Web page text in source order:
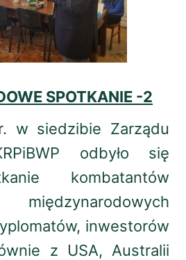
SPOTKANIE -2
w siedzibie Zarządu
odbyło się
kombatantów
inwestorów
z USA, Australii